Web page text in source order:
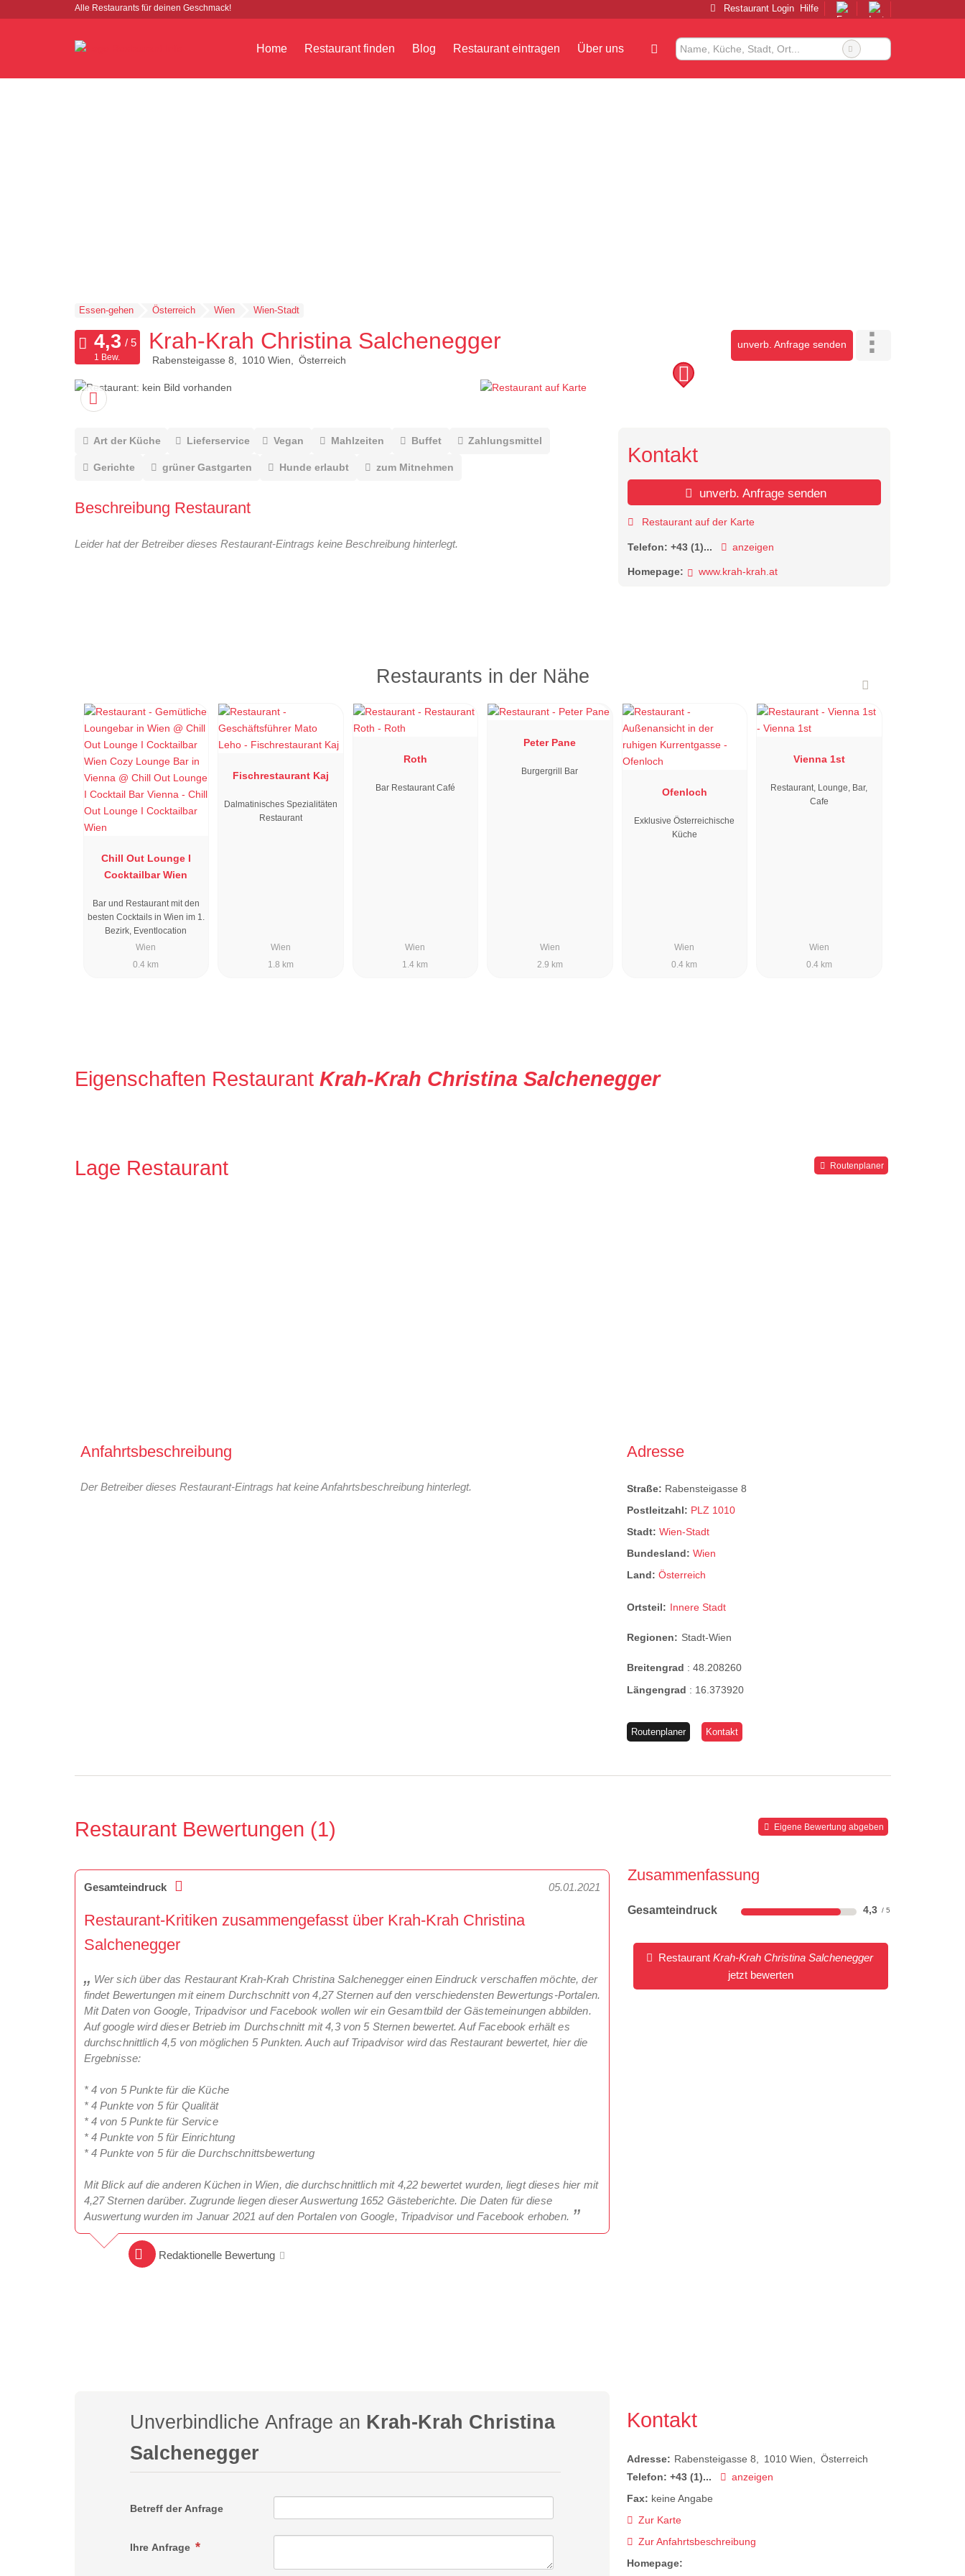
Alle Restaurants für deinen Geschmack! Restaurant Login Hilfe
Home Restaurant finden Blog Restaurant eintragen Über uns
Essen-gehen Österreich Wien Wien-Stadt
Krah-Krah Christina Salchenegger
Rabensteigasse 8 1010 Wien Österreich
unverb. Anfrage senden
1 Bew.
Art der Küche Lieferservice Vegan Mahlzeiten Buffet Zahlungsmittel
Gerichte grüner Gastgarten Hunde erlaubt zum Mitnehmen
Beschreibung Restaurant
Leider hat der Betreiber dieses Restaurant-Eintrags keine Beschreibung hinterlegt.
Kontakt
unverb. Anfrage senden
Restaurant auf der Karte
Telefon:+43 (1)... anzeigen
Homepage: www.krah-krah.at
Restaurants in der Nähe
Chill Out Lounge I
Cocktailbar Wien
Bar und Restaurant mit den
besten Cocktails in Wien im 1.
Bezirk, Eventlocation
Wien
0.4 km
Fischrestaurant Kaj
Dalmatinisches Spezialitäten
Restaurant
Wien
1.8 km
Roth
Bar Restaurant Café
Wien
1.4 km
Peter Pane
Burgergrill Bar
Wien
2.9 km
Ofenloch
Exklusive Österreichische
Küche
Wien
0.4 km
Vienna 1st
Restaurant, Lounge, Bar,
Cafe
Wien
0.4 km
Eigenschaften Restaurant Krah-Krah Christina Salchenegger
Lage Restaurant Routenplaner
Anfahrtsbeschreibung
Der Betreiber dieses Restaurant-Eintrags hat keine Anfahrtsbeschreibung hinterlegt.
Adresse
Straße: Rabensteigasse 8
Postleitzahl: PLZ 1010
Stadt:Wien-Stadt
Bundesland:Wien
Land:Österreich
Ortsteil: Innere Stadt
Regionen: Stadt-Wien
Breitengrad :48.208260
Längengrad : 16.373920
Routenplaner Kontakt
Restaurant Bewertungen 1 Eigene Bewertung abgeben
Zusammenfassung
Gesamteindruck 4,3
RestaurantKrah-Krah Christina Salchenegger
jetzt bewerten
Gesamteindruck 05.01.2021
Restaurant-Kritiken zusammengefasst über Krah-Krah Christina
Salchenegger
Wer sich über das Restaurant Krah-Krah Christina Salchenegger einen Eindruck verschaffen möchte, der
findet Bewertungen mit einem Durchschnitt von 4,27 Sternen auf den verschiedensten Bewertungs-Portalen.
Mit Daten von Google, Tripadvisor und Facebook wollen wir ein Gesamtbild der Gästemeinungen abbilden.
Auf google wird dieser Betrieb im Durchschnitt mit 4,3 von 5 Sternen bewertet. Auf Facebook erhält es
durchschnittlich 4,5 von möglichen 5 Punkten. Auch auf Tripadvisor wird das Restaurant bewertet, hier die
Ergebnisse:
* 4 von 5 Punkte für die Küche
* 4 Punkte von 5 für Qualität
* 4 von 5 Punkte für Service
* 4 Punkte von 5 für Einrichtung
* 4 Punkte von 5 für die Durchschnittsbewertung
Mit Blick auf die anderen Küchen in Wien, die durchschnittlich mit 4,22 bewertet wurden, liegt dieses hier mit
4,27 Sternen darüber. Zugrunde liegen dieser Auswertung 1652 Gästeberichte. Die Daten für diese
Auswertung wurden im Januar 2021 auf den Portalen von Google, Tripadvisor und Facebook erhoben.
Redaktionelle Bewertung
Unverbindliche Anfrage an Krah-Krah Christina
Salchenegger
Betreff der Anfrage
Ihre Anfrage
Kontakt
Adresse: Rabensteigasse 8 1010 Wien
Österreich
Telefon: +43 (1)...
anzeigen
Fax: keine Angabe
Zur Karte
Zur Anfahrtsbeschreibung
Homepage: